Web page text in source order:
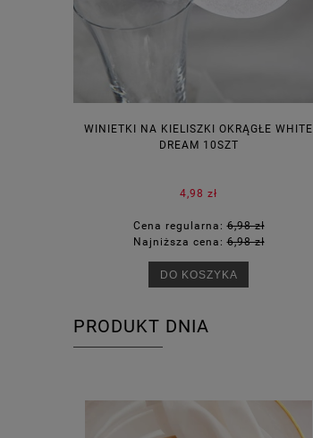
WINIETKI NA KIELISZKI OKRĄGŁE WHITE
DREAM 10SZT
4,98 zł
Cena regularna:6,98 zł
Najniższa cena:6,98 zł
DO KOSZYKA
PRODUKT DNIA